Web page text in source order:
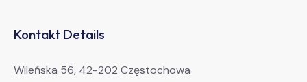
Kontakt Details
Wileńska 56, 42-202 Częstochowa